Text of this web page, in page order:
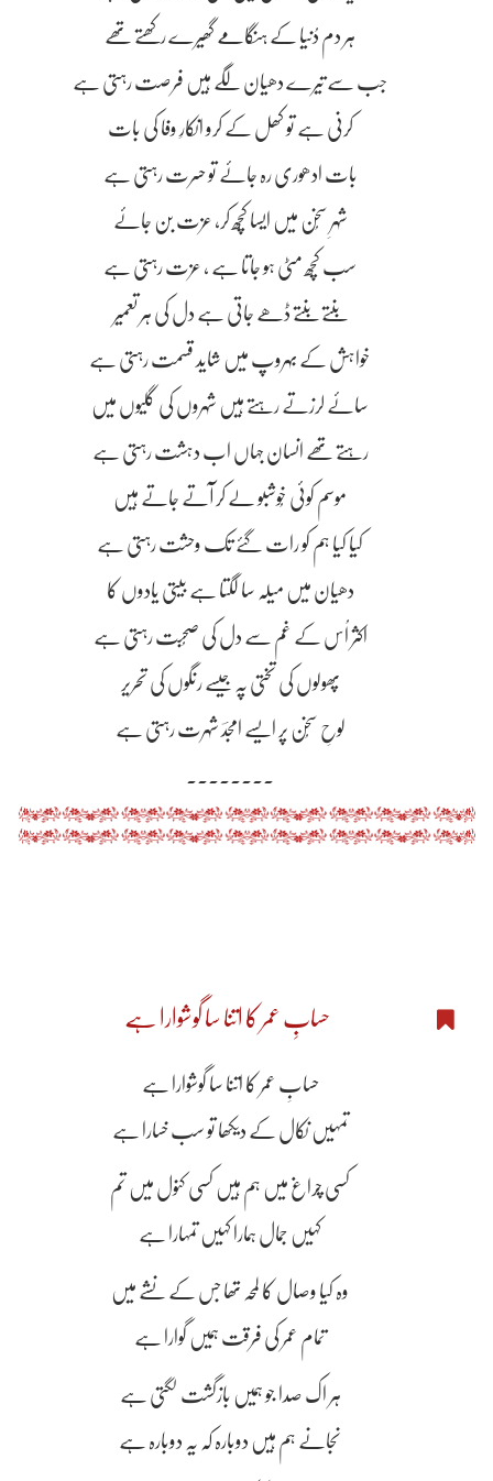
ہر دم دُنیا کے ہنگامے گھیرے رکھتے تھے
جب سے تیرے دھیان لگے ہیں فرصت رہتی ہے
کرنی ہے تو کھل کے کرو انکارِ وفا کی بات
بات ادھوری رہ جائے تو حسرت رہتی ہے
شہرِ سُخن میں ایسا کُچھ کر، عزت بن جائے
سب کچھ مٹی ہو جاتا ہے ، عزت رہتی ہے
بنتے بنتے ڈھے جاتی ہے دل کی ہر تعمیر
خواہش کے بہروپ میں شاید قسمت رہتی ہے
سائے لرزتے رہتے ہیں شہروں کی گلیوں میں
رہتے تھے انسان جہاں اب دہشت رہتی ہے
موسم کوئی خُوشبو لے کر آتے جاتے ہیں
کیا کیا ہم کو رات گئے تک وحشت رہتی ہے
دھیان میں میلہ سا لگتا ہے بیتی یادوں کا
اکثر اُس کے غم سے دل کی صُحبت رہتی ہے
پھولوں کی تختی پہ جیسے رنگوں کی تحریر
لوحِ سُخن پر ایسے امجدؔ شہرت رہتی ہے
حسابِ عمر کا اتنا سا گوشوارا ہے
حسابِ عمر کا اتنا سا گوشوارا ہے
تمہیں نکال کے دیکھا تو سب خسارا ہے
کسی چراغ میں ہم ہیں کسی کنول میں تم
کہیں جمال ہمارا کہیں تمہارا ہے
وہ کیا وصال کا لمحہ تھا جس کے نشے میں
تمام عمر کی فرقت ہمیں گوارا ہے
ہر اک صدا جو ہمیں بازگشت لگتی ہے
نجانے ہم ہیں دوبارہ کہ یہ دوبارہ ہے